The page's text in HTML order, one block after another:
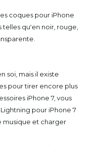
coques pour iPhone
telles qu'en noir, rouge,
soi, mais il existe
pour tirer encore plus
iPhone 7, vous
pour iPhone 7
musique et charger